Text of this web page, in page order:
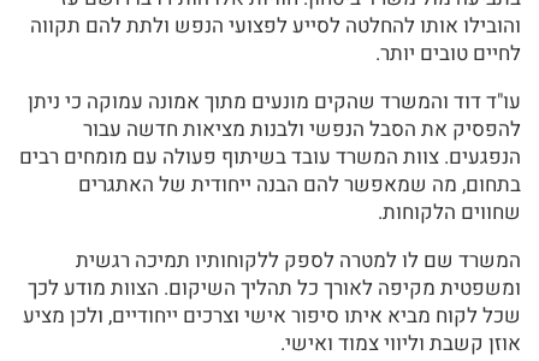
והובילו אותו להחלטה לסייע לפצועי הנפש ולתת להם תקווה
לחיים טובים יותר.
עו"ד דוד והמשרד שהקים מונעים מתוך אמונה עמוקה כי ניתן
להפסיק את הסבל הנפשי ולבנות מציאות חדשה עבור
הנפגעים. צוות המשרד עובד בשיתוף פעולה עם מומחים רבים
בתחום, מה שמאפשר להם הבנה ייחודית של האתגרים
שחווים הלקוחות.
המשרד שם לו למטרה לספק ללקוחותיו תמיכה רגשית
ומשפטית מקיפה לאורך כל תהליך השיקום. הצוות מודע לכך
שכל לקוח מביא איתו סיפור אישי וצרכים ייחודיים, ולכן מציע
אוזן קשבת וליווי צמוד ואישי.